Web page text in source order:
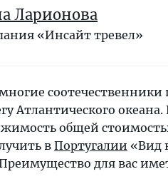
Ларионова
«Инсайт тревел»
Атлантического
общей
в Португалии «Вид
Преимущество для вас